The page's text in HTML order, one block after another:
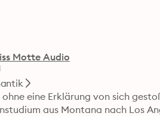
Motte Audio
eine Erklärung von sich
aus Montana nach Los